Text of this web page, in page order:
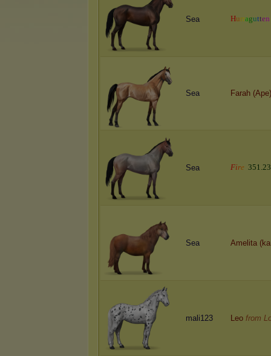
Sea Hurragutten
Sea Farah (Ape)
Sea Fire 351.23
Sea Amelita
mali123 Leo from